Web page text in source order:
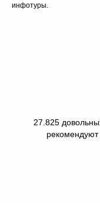
инфотуры.
27.825
рекомендуют